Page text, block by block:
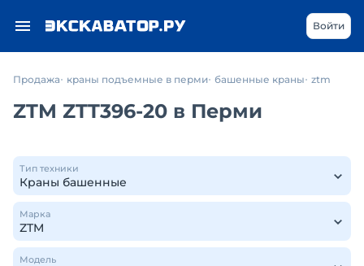
Войти
Продажа краны подъемные в перми башенные краны ztm
ZTM ZTT396-20 в Перми
Тип техники
Марка
Модель